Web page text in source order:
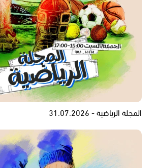
المجلة الرياضية - 31.07.2026